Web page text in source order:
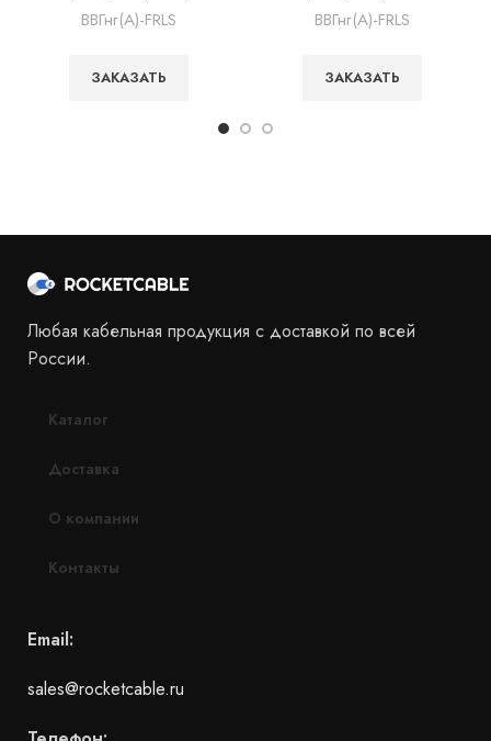
ВВГнг(А)-FRLS
ЗАКАЗАТЬ
ВВГнг(А)-FRLS
ЗАКАЗАТЬ
Любая кабельная продукция с доставкой по всей
России.
Каталог
Доставка
О компании
Контакты
Email:
sales@rocketcable.ru